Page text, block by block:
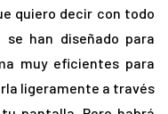
quiero decir con todo
han diseñado para
muy eficientes para
ligeramente a través